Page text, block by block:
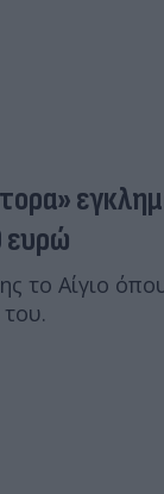
ευρώ
το Αίγιο